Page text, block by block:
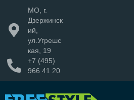
МО, г.
Дзержинск
ий,
ул.Угрешс
кая, 19
+7 (495)
966 41 20